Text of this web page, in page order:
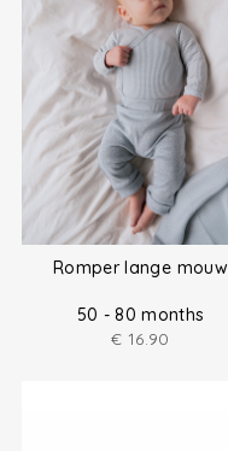
Romper lange mouw
50 - 80 months
€ 16.90